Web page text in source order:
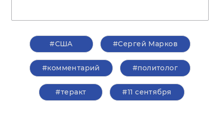
#США #Сергей Марков
#комментарий #политолог
#теракт #11 сентября